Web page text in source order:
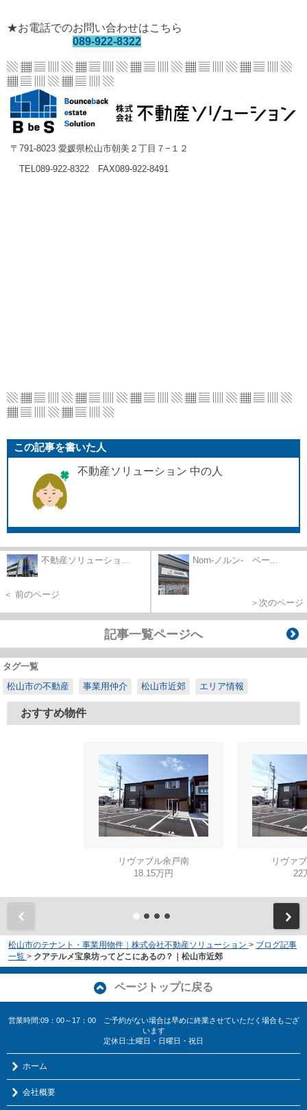
★お電話でのお問い合わせはこちら
089-922-8322
▧ ▦ ▤ ▥ ▧ ▦ ▤ ▥ ▧ ▦ ▤ ▥ ▧ ▦ ▤ ▥ ▧ ▦ ▤ ▥ ▧
▦ ▤ ▥ ▧ ▦ ▤ ▥ ▧
〒791-8023 愛媛県松山市朝美２丁目７−１２
TEL089-922-8322 FAX089-922-8491
▧ ▦ ▤ ▥ ▧ ▦ ▤ ▥ ▧ ▦ ▤ ▥ ▧ ▦ ▤ ▥ ▧ ▦ ▤ ▥ ▧
▦ ▤ ▥ ▧ ▦ ▤ ▥ ▧
この記事を書いた人
不動産ソリューション 中の人
不動産ソリューショ...
＜ 前のページ
Norn-ノルン- ベー...
＞次のページ
記事一覧ページへ
タグ一覧
松山市の不動産
事業用仲介 松山市近郊 エリア情報
おすすめ物件
リヴァブル余戸南
18.15万円
リヴァ
22
松山市のテナント・事業用物件｜株式会社不動産ソリューション > ブログ記事
一覧 > クアテルメ宝泉坊ってどこにあるの？｜松山市近郊
ページトップに戻る
営業時間:09：00～17：00 ご予約がない場合は早めに終業させていただく場合もござ
います
定休日:土曜日・日曜日・祝日
ホーム
会社概要